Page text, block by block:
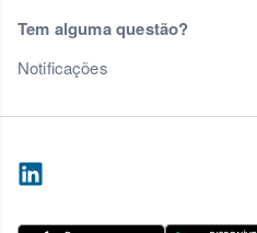
Tem alguma questão?
Notificações